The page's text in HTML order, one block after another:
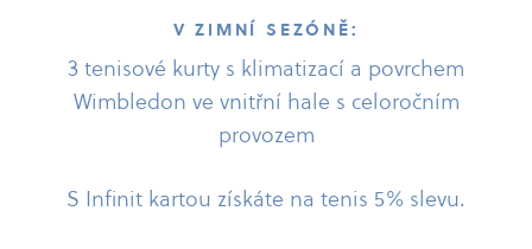
V ZIMNÍ SEZÓNĚ:
3 tenisové kurty s klimatizací a povrchem
Wimbledon ve vnitřní hale s celoročním
provozem
S Infinit kartou získáte na tenis 5% slevu.